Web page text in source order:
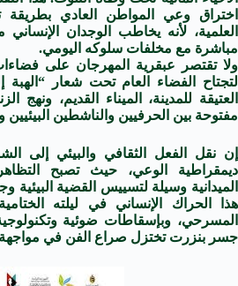
اختراق وعي المواطن العادي بطريقة
العلمية، لأنه يخاطب الوجدان
مباشرة مع مخلفات سلوكه اليومي.
ولا تقتصر عبقرية المهرجان على
لتجتاح الفضاء العام تحت شعار “الهبة
العتيقة للمدينة، الميناء القديم، ونهج
مفتوحة بين الحرفيين والناشطين البيئيين
إن نقل الفعل الثقافي والبيئي إلى
ديمقراطية الوعي، حيث تصبح
الميدانية وسيلة لتسييس القضية البيئية
هذا الحراك الإنساني في ليلته
جسر بنزرت تختزل صراع الفن في مواجهة